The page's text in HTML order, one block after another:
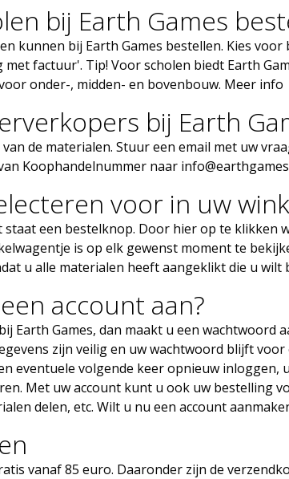
bij Earth Games
kunnen bij Earth Games bestellen. Kies
factuur'. Tip! Voor scholen biedt Earth
onder-, midden- en bovenbouw. Meer info
bij Earth
van de materialen. Stuur een email met uw
Koophandelnummer naar
voor in uw
staat een bestelknop. Door hier op te klikken
is op elk gewenst moment te
u alle materialen heeft aangeklikt die u
account aan?
Earth Games, dan maakt u een wachtwoord
zijn veilig en uw wachtwoord blijft
eventuele volgende keer opnieuw inloggen,
Met uw account kunt u ook uw bestelling
delen, etc. Wilt u nu een account
vanaf 85 euro. Daaronder zijn de